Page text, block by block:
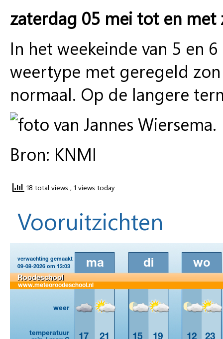
zaterdag 05 mei tot en met
In het weekeinde van 5 en
weertype met geregeld
normaal. Op de langere
Bron: KNMI
18 total views , 1 views today
Vooruitzichten